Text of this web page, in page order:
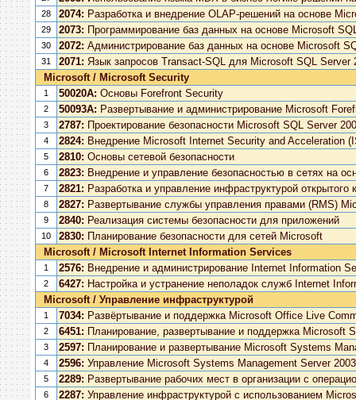
28 2074: Разработка и внедрение OLAP-решений на основе
29 2073: Программирование баз данных на основе Microsoft
30 2072: Администрирование баз данных на основе Microsoft
31 2071: Язык запросов Transact-SQL для Microsoft SQL Server
Microsoft / Microsoft Security
1 50020A: Основы Forefront Security
2 50093A: Развертывание и администрирование Microsoft
3 2787: Проектирование безопасности Microsoft SQL Server
4 2824: Внедрение Microsoft Internet Security and Acceleration
5 2810: Основы сетевой безопасности
6 2823: Внедрение и управление безопасностью в сетях на
7 2821: Разработка и управление инфраструктурой
8 2827: Развертывание службы управления правами (RMS)
9 2840: Реализация системы безопасности для приложений
10 2830: Планирование безопасности для сетей Microsoft
Microsoft / Microsoft Internet Information Services
1 2576: Внедрение и администрирование Internet Information
2 6427: Настройка и устранение неполадок служб Internet
Microsoft / Управление инфраструктурой
1 7034: Развёртывание и поддержка Microsoft Office Live
2 6451: Планирование, развертывание и поддержка Microsoft
3 2597: Планирование и развертывание Microsoft Systems
4 2596: Управление Microsoft Systems Management Server 2003
5 2289: Развертывание рабочих мест в организации с
6 2287: Управление инфраструктурой с использованием